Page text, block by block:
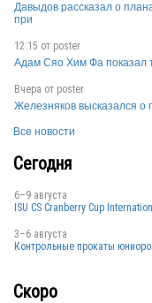
Давыдов рассказал о
при
12:15 от poster
Адам Сяо Хим Фа показал
Вчера от poster
Железняков высказался о
Все новости
Сегодня
6–9 августа
ISU CS Cranberry Cup
3–6 августа
Контрольные прокаты
Скоро